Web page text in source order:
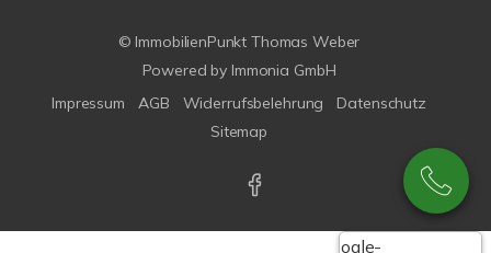
© ImmobilienPunkt Thomas Weber
Powered by Immonia GmbH
Impressum
AGB Widerrufsbelehrung
Datenschutz
Sitemap
Google-